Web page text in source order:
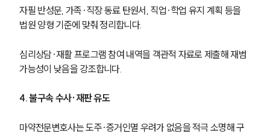
자필 반성문, 가족·직장 동료 탄원서, 직업·학업 유지 계획 등을
법원 양형 기준에 맞춰 정리합니다.
심리상담·재활 프로그램 참여 내역을 객관적 자료로 제출해 재범
가능성이 낮음을 강조합니다.
4. 불구속 수사·재판 유도
마약전문변호사는 도주·증거인멸 우려가 없음을 적극 소명해 구